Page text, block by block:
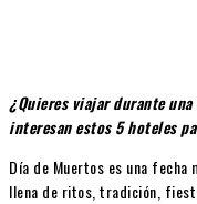
¿Quieres viajar durante
interesan estos 5 hoteles
Día de Muertos es una fecha
llena de ritos, tradición,